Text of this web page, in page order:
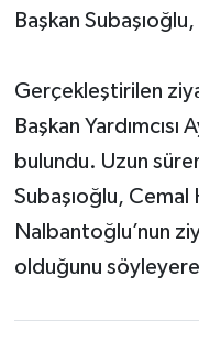
Başkan
Gerçekleştirilen
Başkan Yardımcısı
bulundu. Uzun
Subaşıoğlu, Cemal
Nalbantoğlu’nun
olduğunu